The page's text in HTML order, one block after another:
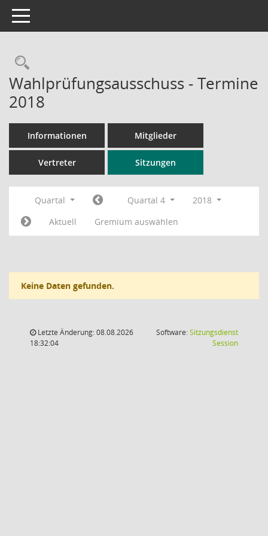
Toggle navigation
Rechercheauswahl
Wahlprüfungsausschuss - Termine
2018
Informationen Mitglieder
Vertreter Sitzungen
Quartal Quartal 4
2018
Aktuell
Gremium auswählen
Keine Daten gefunden.
Letzte Änderung: 08.08.2026
18:32:04
Software:Sitzungsdienst
Session(Wird in